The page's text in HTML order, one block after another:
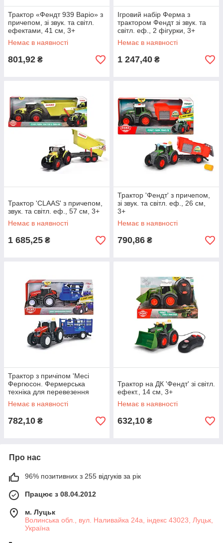
Трактор «Фендт 939 Варіо» з
причепом, зі звук. та світл.
ефектами, 41 см, 3+
Немає в наявності
801,92 ₴
Ігровий набір Ферма з
трактором Фендт зі звук. та
світл. еф., 2 фігурки, 3+
Немає в наявності
1 247,40 ₴
Трактор 'CLAAS' з причепом,
звук. та світл. еф., 57 см, 3+
Немає в наявності
1 685,25 ₴
Трактор 'Фендт' з причепом,
зі звук. та світл. еф., 26 см,
3+
Немає в наявності
790,86 ₴
Трактор з причіпом 'Месі
Фергюсон. Фермерська
техніка для перевезення
худоби', зі світло. та звук.
ефект., 3+
Немає в наявності
782,10 ₴
Трактор на ДК 'Фендт' зі світл.
ефект., 14 см, 3+
Немає в наявності
632,10 ₴
Про нас
96% позитивних з 255 відгуків за рік
Працює з 08.04.2012
м. Луцьк
Волинська обл., вул. Наливайка 24а, індекс 43023, Луцьк,
Україна